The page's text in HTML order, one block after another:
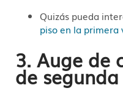
Quizás pueda
piso en la primera
3. Auge de
de